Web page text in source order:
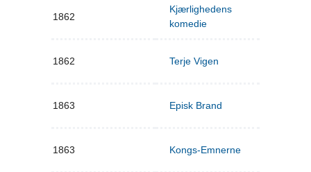
1862
Kjærlighedens
komedie
1862 Terje Vigen
1863 Episk Brand
1863 Kongs-Emnerne